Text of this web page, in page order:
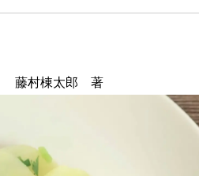
』 藤村棟太郎 著